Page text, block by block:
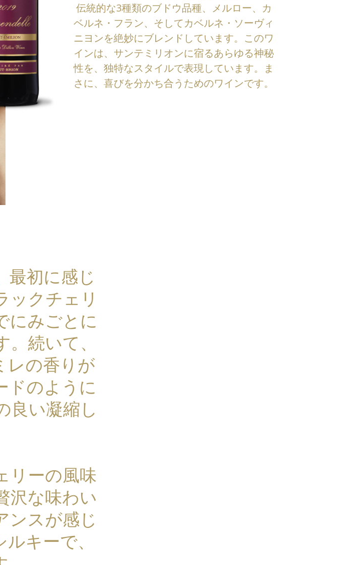
伝統的な3種類のブドウ品種、メルロー、カ
ベルネ・フラン、そしてカベルネ・ソーヴィ
ニヨンを絶妙にブレンドしています。このワ
インは、サンテミリオンに宿るあらゆる神秘
性を、独特なスタイルで表現しています。ま
さに、喜びを分かち合うためのワインです。
最初に感じ
ックチェリ
にみごとに
続いて、
レの香りが
ドのように
良い凝縮し
リーの風味
沢な味わい
ンスが感じ
キーで、